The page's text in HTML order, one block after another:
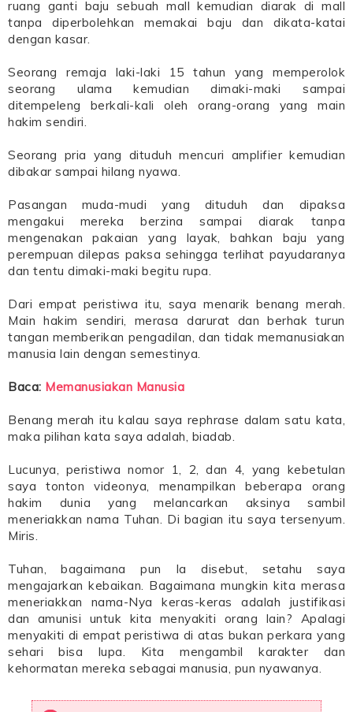
ruang ganti baju sebuah mall kemudian diarak di mall
tanpa diperbolehkan memakai baju dan dikata-katai
dengan kasar.
Seorang remaja laki-laki 15 tahun yang memperolok
seorang ulama kemudian dimaki-maki sampai
ditempeleng berkali-kali oleh orang-orang yang main
hakim sendiri.
Seorang pria yang dituduh mencuri amplifier kemudian
dibakar sampai hilang nyawa.
Pasangan muda-mudi yang dituduh dan dipaksa
mengakui mereka berzina sampai diarak tanpa
mengenakan pakaian yang layak, bahkan baju yang
perempuan dilepas paksa sehingga terlihat payudaranya
dan tentu dimaki-maki begitu rupa.
Dari empat peristiwa itu, saya menarik benang merah.
Main hakim sendiri, merasa darurat dan berhak turun
tangan memberikan pengadilan, dan tidak memanusiakan
manusia lain dengan semestinya.
Baca: Memanusiakan Manusia
Benang merah itu kalau saya rephrase dalam satu kata,
maka pilihan kata saya adalah, biadab.
Lucunya, peristiwa nomor 1, 2, dan 4, yang kebetulan
saya tonton videonya, menampilkan beberapa orang
hakim dunia yang melancarkan aksinya sambil
meneriakkan nama Tuhan. Di bagian itu saya tersenyum.
Miris.
Tuhan, bagaimana pun Ia disebut, setahu saya
mengajarkan kebaikan. Bagaimana mungkin kita merasa
meneriakkan nama-Nya keras-keras adalah justifikasi
dan amunisi untuk kita menyakiti orang lain? Apalagi
menyakiti di empat peristiwa di atas bukan perkara yang
sehari bisa lupa. Kita mengambil karakter dan
kehormatan mereka sebagai manusia, pun nyawanya.